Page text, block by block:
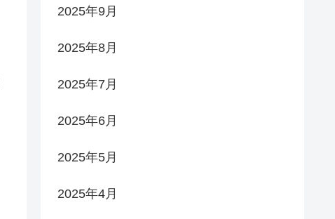
2025年9月
2025年8月
2025年7月
2025年6月
2025年5月
2025年4月